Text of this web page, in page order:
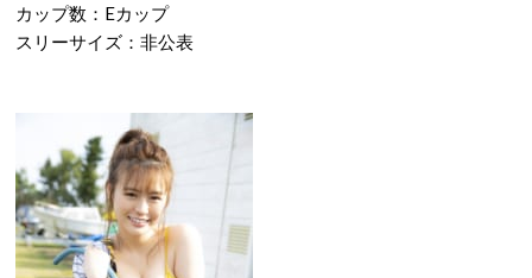
カップ数：Eカップ
スリーサイズ：非公表